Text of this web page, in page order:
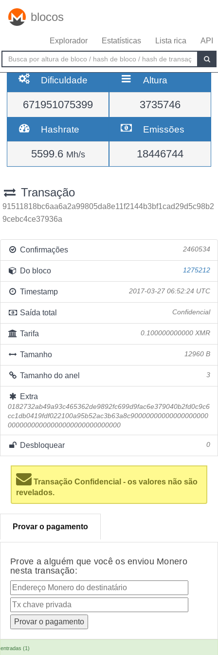
blocos
Explorador Estatísticas Lista rica API
Dificuldade
671951075399
Altura
3735746
Hashrate
5599.6 Mh/s
Emissões
18446744
Transação
91511818bc6aa6a2a99805da8e11f2144b3bf1cad29d5c98b2
9cebc4ce37936a
Confirmações 2460534
Do bloco 1275212
Timestamp 2017-03-27 06:52:24 UTC
Saída total Confidencial
Tarifa 0.100000000000 XMR
Tamanho 12960 B
Tamanho do anel 3
Extra
0182732ab49a93c465362de9892fc699d9fac6e379040b2fd0c9c6
cc1db0419fdf022100a95b52ac3b63a8c90000000000000000000
00000000000000000000000000000
Desbloquear 0
Transação Confidencial - os valores não são
revelados.
Provar o pagamento
Prove a alguém que você os enviou Monero
nesta transação:
entradas (1)